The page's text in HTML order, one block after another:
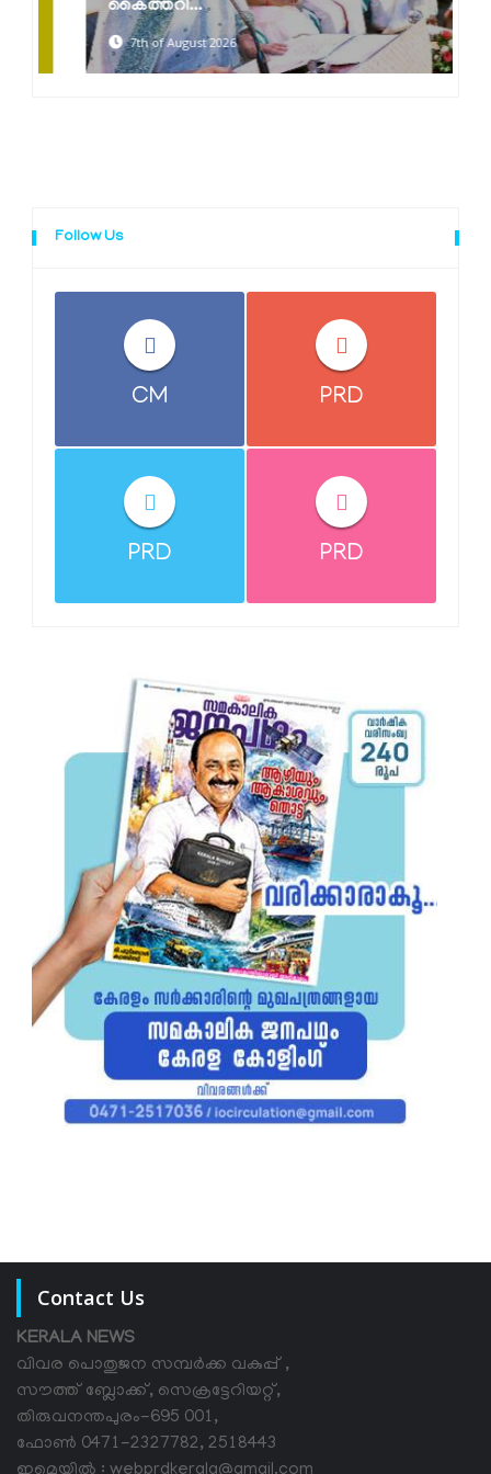
കൈത്തറി...
7th of August 2026
Follow Us
CM PRD
PRD PRD
Contact Us
KERALA NEWS
വിവര പൊതുജന സമ്പര്‍ക്ക വകുപ്പ് ,
സൗത്ത് ബ്ലോക്ക്, സെക്രട്ടേറിയറ്റ്,
തിരുവനന്തപുരം-695 001,
ഫോൺ 0471-2327782, 2518443